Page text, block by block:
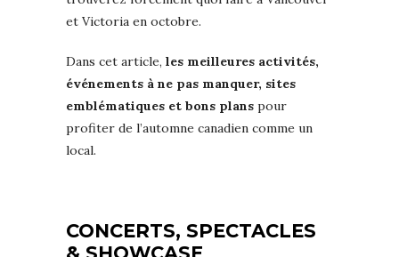
et Victoria en octobre.
Dans cet article, les meilleures activités,
événements à ne pas manquer, sites
emblématiques et bons plans pour
profiter de l’automne canadien comme un
local.
CONCERTS, SPECTACLES